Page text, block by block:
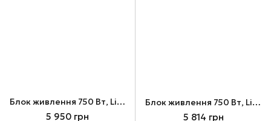
Блок живлення 750 Вт, Lian Li EDGE GOLD 750, Black (G9P.EG0750G.B000.EU)
5 950 грн
Блок живлення 750 Вт, Lian Li SP750 V2, Black, SFX (G9P.SP0750G.B000.EU)
5 814 грн